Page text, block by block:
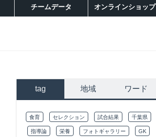
チームデータ オンラインショップ
tag 地域 ワード
食育 セレクション 試合結果 千葉県
指導論 栄養 フォトギャラリー GK